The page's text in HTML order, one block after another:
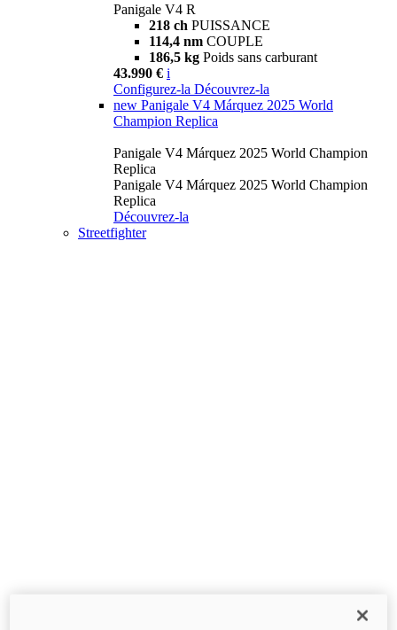
Panigale V4 R
218 ch PUISSANCE
114,4 nm COUPLE
186,5 kg Poids sans carburant
43.990 € i
Configurez-la Découvrez-la
new Panigale V4 Márquez 2025 World
Champion Replica
Panigale V4 Márquez 2025 World Champion
Replica
Panigale V4 Márquez 2025 World Champion
Replica
Découvrez-la
Streetfighter